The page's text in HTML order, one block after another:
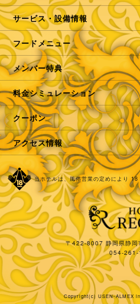
サービス・設備情報
フードメニュー
メンバー特典
料金シミュレーション
クーポン
アクセス情報
当ホテルは、風俗営業の定めにより
〒422-8007 静岡県静
054-
Copyright(c)USEN-ALMEX